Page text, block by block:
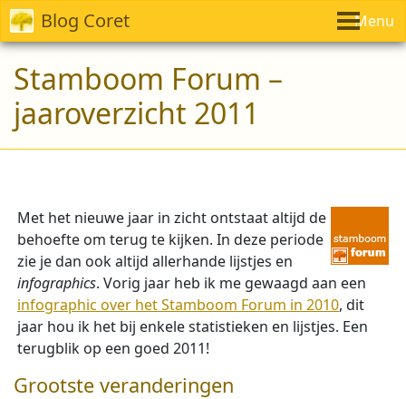
Blog Coret Menu
Stamboom Forum –
jaaroverzicht 2011
Met het nieuwe jaar in zicht ontstaat altijd de
behoefte om terug te kijken. In deze periode
zie je dan ook altijd allerhande lijstjes en
infographics. Vorig jaar heb ik me gewaagd aan een
infographic over het Stamboom Forum in 2010, dit
jaar hou ik het bij enkele statistieken en lijstjes. Een
terugblik op een goed 2011!
Grootste veranderingen